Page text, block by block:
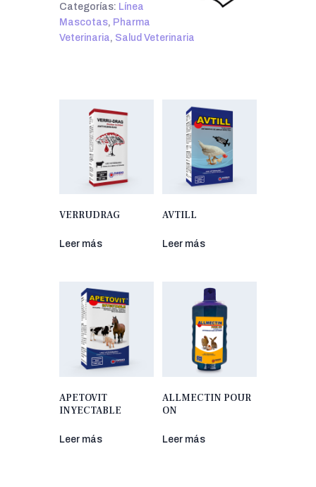
Categorías: Línea
Mascotas, Pharma
Veterinaria, Salud Veterinaria
VERRUDRAG
Leer más
AVTILL
Leer más
APETOVIT
INYECTABLE
Leer más
ALLMECTIN POUR
ON
Leer más